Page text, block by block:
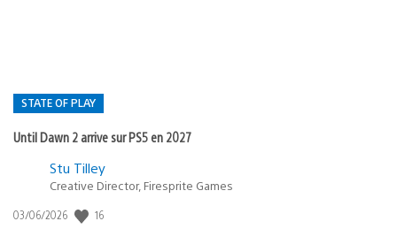
STATE OF PLAY
Until Dawn 2 arrive sur PS5 en 2027
Postée
:
Stu Tilley
Creative Director, Firesprite Games
Date
03/06/2026 16